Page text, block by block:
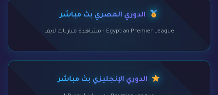
الدوري المصري بث مباشر
Egyptian Premier League - مشاهدة مباريات لايف
الدوري الإنجليزي بث مباشر